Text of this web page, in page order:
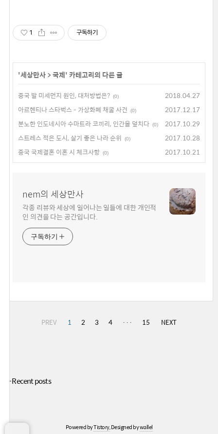
1 구독하기
'세상만사>국제' 카테고리의 다른 글
중국 발 미세먼지 원인, 대처방법은? (0)
2018.04.27
아르헨티나 스타벅스 - 가상화폐 채굴 사건
(0)
2017.12.17
분노한 인도네시아 수마트라 코끼리, 인간을 덮치다 (0)
2017.10.29
스트레스 적은 도시, 살기 좋은 나라 순위
(0)
2017.10.28
중국 국제결혼 이혼 시 체크사항 (0) 2017.10.21
nem의 세상만사
각종 리뷰와 세상에 일어나는 일들에 대한 개인적
인 의견을 다는 공간입니다.
구독하기
PREV 1 2 3 4 ··· 15 NEXT
+ Recent posts
Powered byTistory, Designed bywallel